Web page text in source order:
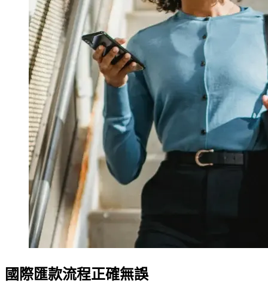
國際匯款流程正確無誤